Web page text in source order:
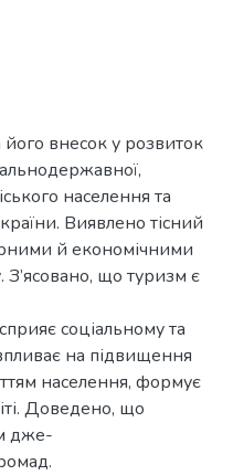
його внесок у розвиток
населення та
Виявлено тісний
й економічними
З’ясовано, що туризм є
соціальному та
на підвищення
населення, формує
Доведено, що
дже-